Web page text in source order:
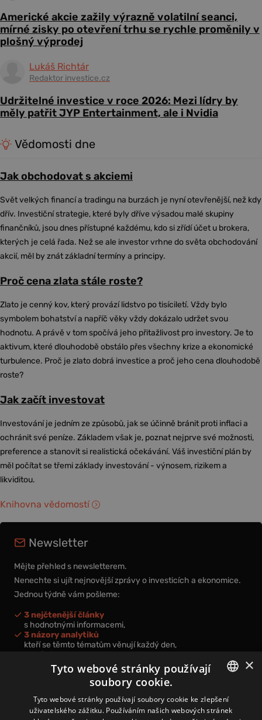
Americké akcie zažily výrazně volatilní seanci,
mírné zisky po otevření trhu se rychle proměnily v
plošný výprodej
Lukáš Richtár
Redaktor investice.cz
Udržitelné investice v roce 2026: Mezi lídry by
měly patřit JYP Entertainment, ale i Nvidia
Vědomosti dne
Jak obchodovat s akciemi
Svět velkých financí a tradingu na burzách je nyní otevřenější, než kdy
dřív. Investiční strategie, které byly dříve výsadou malé skupiny
finančníků, jsou dnes přístupné každému, kdo si zřídí účet u brokera,
kterých je celá řada. Než se ale investor vrhne do světa obchodování
akcií, měl by znát základní termíny a principy.
Proč cena zlata stále roste?
Zlato je cenný kov, který provází lidstvo po tisíciletí. Vždy bylo
symbolem bohatství a napříč věky vždy dokázalo udržet svou
hodnotu. A právě v tom spočívá jeho přitažlivost pro investory. Je to
aktivum, které dlouhodobě obstálo přes všechny krize a ekonomické
turbulence. Proč je zlato dobrá investice a proč jeho cena dlouhodobě
roste?
Jak začít investovat
Investování je jedním ze způsobů, jak se účinně bránit proti inflaci a
ochránit své peníze. Základem však je, poznat nejprve své možnosti,
preference a stanovit si realistická očekávání. Váš investiční plán by
měl počítat se třemi základy investování - výnosem, rizikem a
likviditou.
Knihovna vědomostí
Newsletter
Mějte přehled s newsletterem.
Nenechte si ujít nejnovější zprávy o investicích a ekonomice.
Jednou týdně vám pošleme:
3 nejčtenější články
s hodnotnými informacemi,
3 názory analytiků
kteří se těmto tématům věnují každý den,
nová videa a podcasty
k prohloubení vašich znalostí.
CZECH
×
Tyto webové stránky používají
soubory cookie.
Tyto webové stránky používají soubory cookie ke zlepšení
uživatelského zážitku. Používáním našich webových stránek